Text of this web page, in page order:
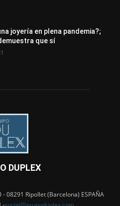
joyería en plena pandemia?;
que sí
DUPLEX
08291 Ripollet (Barcelona) ESPAÑA